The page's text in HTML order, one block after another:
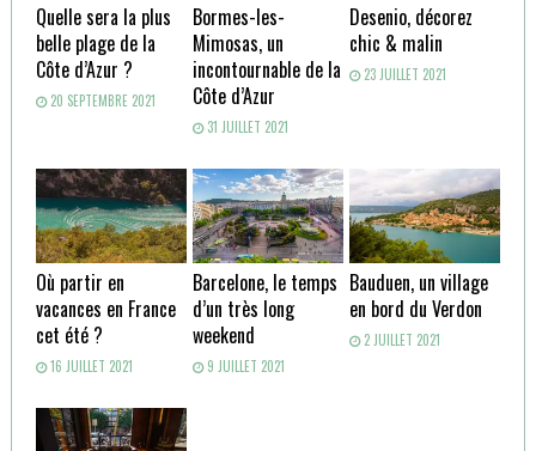
Quelle sera la plus
belle plage de la
Côte d’Azur ?
20 SEPTEMBRE 2021
Bormes-les-
Mimosas, un
incontournable de la
Côte d’Azur
31 JUILLET 2021
Desenio, décorez
chic & malin
23 JUILLET 2021
Où partir en
vacances en France
cet été ?
16 JUILLET 2021
Barcelone, le temps
d’un très long
weekend
9 JUILLET 2021
Bauduen, un village
en bord du Verdon
2 JUILLET 2021